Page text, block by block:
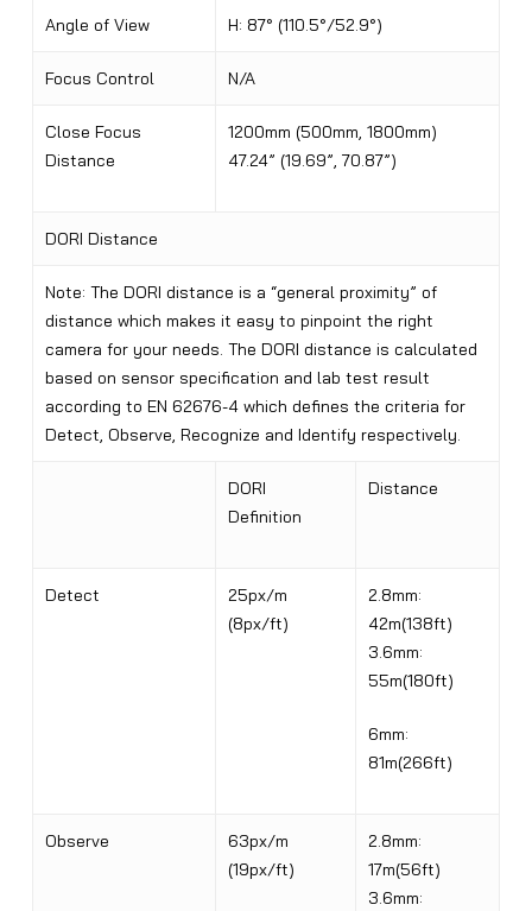
Angle of View H: 87° (110.5°/52.9°)
Focus Control N/A
Close Focus
Distance
1200mm (500mm, 1800mm)
47.24” (19.69”, 70.87”)
DORI Distance
Note: The DORI distance is a “general proximity” of
distance which makes it easy to pinpoint the right
camera for your needs. The DORI distance is calculated
based on sensor specification and lab test result
according to EN 62676-4 which defines the criteria for
Detect, Observe, Recognize and Identify respectively.
DORI
Definition
Distance
Detect
25px/m
(8px/ft)
2.8mm:
42m(138ft)
3.6mm:
55m(180ft)
6mm:
81m(266ft)
Observe
63px/m
(19px/ft)
2.8mm:
17m(56ft)
3.6mm: